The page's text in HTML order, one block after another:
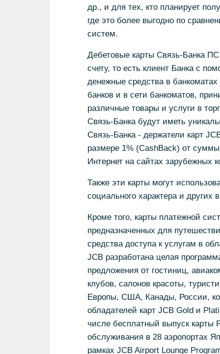
др., и для тех, кто планирует
где это более выгодно по
систем.
Дебетовые карты Связь-Банка
счету, то есть клиент Банка с
денежные средства в
банков и в сети банкоматов,
различные товары и услуги в
Связь-Банка будут иметь
Связь-Банка - держатели карт
размере 1% (CashBack) от
Интернет на сайтах зарубежных
Также эти карты могут
социального характера и других
Кроме того, карты платежной
предназначенных для
средства доступа к услугам в
JCB разработана целая
предложения от гостиниц,
клубов, салонов красоты,
Европы, США, Канады, России,
обладателей карт JCB Gold и
числе бесплатный выпуск карты
обслуживания в 28 аэропортах
рамках JCB Airport Lounge